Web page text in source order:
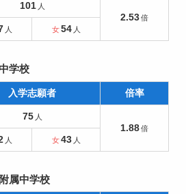
101
2.53
54
学校
入学志願者 倍率
75
1.88
43
属中学校